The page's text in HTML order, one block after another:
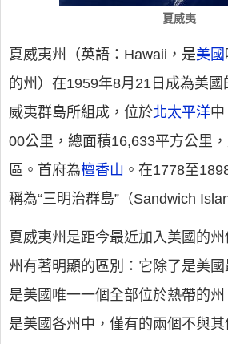
夏威夷
夏威夷州（英語：Hawaii，是美國
的州）在1959年8月21日成為美
威夷群島所組成，位於北太平洋
00公里，總面積16,633平方公里
區。首府為檀香山 。在1778至
稱為“三明治群島”（Sandwich
夏威夷州是距今最近加入美國的
州有著明顯的區別：它除了是美
是美國唯一一個全部位於熱帶的
是美國各州中，僅有的兩個不與其